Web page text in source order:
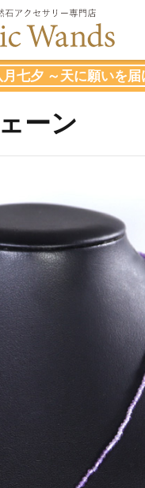
七夕 ～天に願いを届
ーン